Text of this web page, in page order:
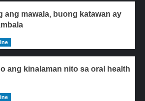
ang mawala, buong katawan ay
ang kinalaman nito sa oral health